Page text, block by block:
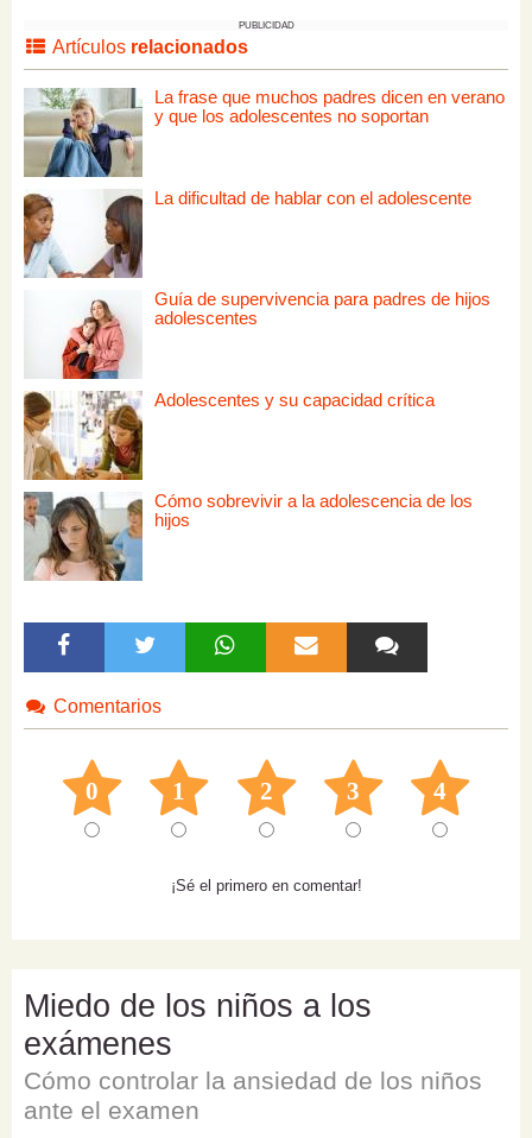
PUBLICIDAD
Artículos relacionados
La frase que muchos padres dicen en verano
y que los adolescentes no soportan
La dificultad de hablar con el adolescente
Guía de supervivencia para padres de hijos
adolescentes
Adolescentes y su capacidad crítica
Cómo sobrevivir a la adolescencia de los
hijos
Comentarios
0 1 2 3 4
¡Sé el primero en comentar!
Miedo de los niños a los
exámenes
Cómo controlar la ansiedad de los niños
ante el examen